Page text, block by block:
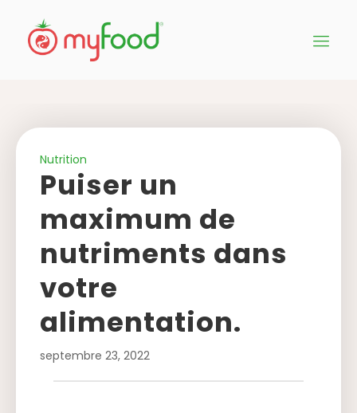
Nutrition
Puiser un
maximum de
nutriments dans
votre
alimentation.
septembre 23, 2022